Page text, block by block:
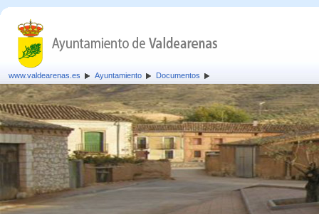
www.valdearenas.es Ayuntamiento Documentos